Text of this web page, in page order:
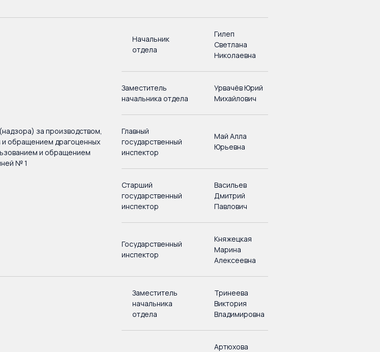
за производством,
обращением драгоценных
и обращением
№ 1
Начальник
отдела
Гилеп
Светлана
Николаевна
Заместитель
начальника отдела
Урвачёв Юрий
Михайлович
Главный
государственный
инспектор
Май Алла
Юрьевна
Старший
государственный
инспектор
Васильев
Дмитрий
Павлович
Государственный
инспектор
Княжецкая
Марина
Алексеевна
Заместитель
начальника
отдела
Тринеева
Виктория
Владимировна
Артюхова